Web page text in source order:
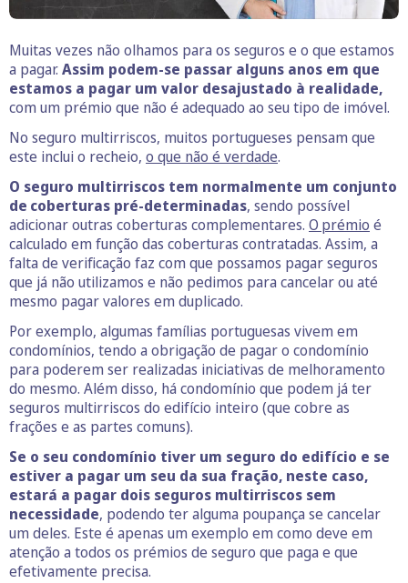
Muitas vezes não olhamos para os seguros e o que estamos
a pagar.Assim podem-se passar alguns anos em que
estamos a pagar um valor desajustado à realidade,
com um prémio que não é adequado ao seu tipo de imóvel.
No seguro multirriscos, muitos portugueses pensam que
este inclui o recheio, o que não é verdade.
O seguro multirriscos tem normalmente um conjunto
de coberturas pré-determinadas, sendo possível
adicionar outras coberturas complementares. O prémio é
calculado em função das coberturas contratadas. Assim, a
falta de verificação faz com que possamos pagar seguros
que já não utilizamos e não pedimos para cancelar ou até
mesmo pagar valores em duplicado.
Por exemplo, algumas famílias portuguesas vivem em
condomínios, tendo a obrigação de pagar o condomínio
para poderem ser realizadas iniciativas de melhoramento
do mesmo. Além disso, há condomínio que podem já ter
seguros multirriscos do edifício inteiro (que cobre as
frações e as partes comuns).
Se o seu condomínio tiver um seguro do edifício e se
estiver a pagar um seu da sua fração, neste caso,
estará a pagar dois seguros multirriscos sem
necessidade, podendo ter alguma poupança se cancelar
um deles. Este é apenas um exemplo em como deve em
atenção a todos os prémios de seguro que paga e que
efetivamente precisa.